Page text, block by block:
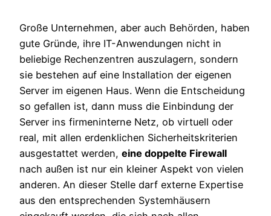
Große Unternehmen, aber auch Behörden, haben
gute Gründe, ihre IT-Anwendungen nicht in
beliebige Rechenzentren auszulagern, sondern
sie bestehen auf eine Installation der eigenen
Server im eigenen Haus. Wenn die Entscheidung
so gefallen ist, dann muss die Einbindung der
Server ins firmeninterne Netz, ob virtuell oder
real, mit allen erdenklichen Sicherheitskriterien
ausgestattet werden, eine doppelte Firewall
nach außen ist nur ein kleiner Aspekt von vielen
anderen. An dieser Stelle darf externe Expertise
aus den entsprechenden Systemhäusern